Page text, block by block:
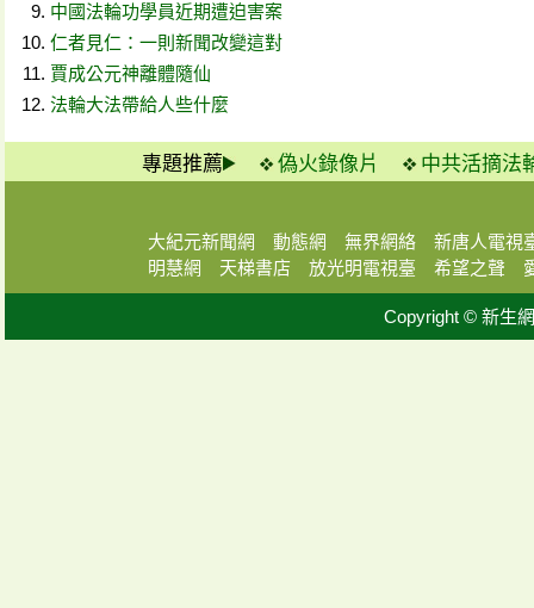
中國法輪功學員近期遭迫害案
仁者見仁：一則新聞改變這對
賈成公元神離體隨仙
法輪大法帶給人些什麼
專題推薦 偽火錄像片 中共活摘法
大紀元新聞網 動態網 無界網絡
新唐人電視
明慧網
天梯書店 放光明電視臺 希望之聲
Copyright © 新生